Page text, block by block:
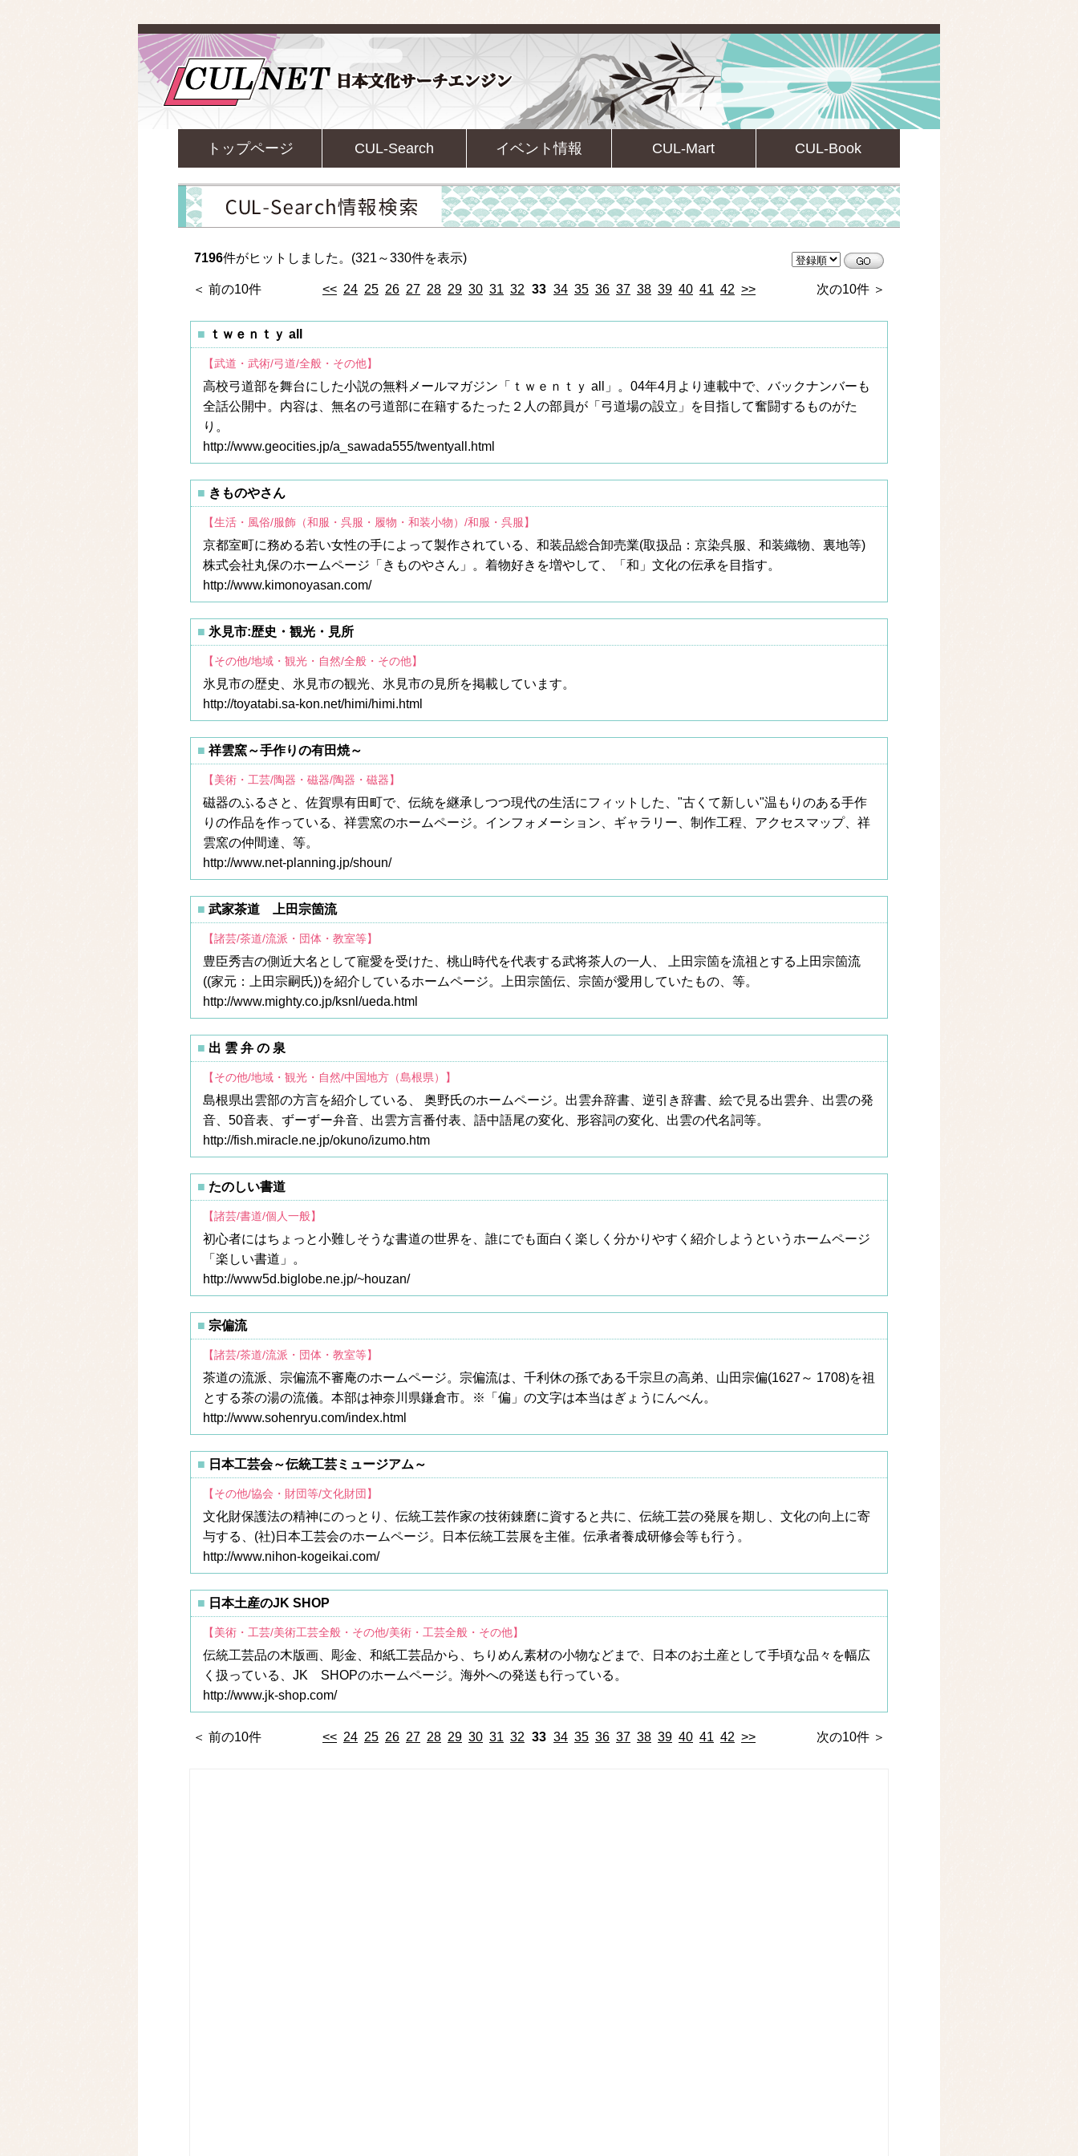
トップページ CUL-Search イベント情報 CUL-Mart CUL-Book
7196件がヒットしました。(321～330件を表示)
＜ 前の10件 次の10件 ＞
<< 24 25 26 27 28 29 30 31 32 33 34 35 36 37 38 39 40 41 42 >>
ｔｗｅｎｔｙ all
【武道・武術/弓道/全般・その他】
高校弓道部を舞台にした小説の無料メールマガジン「ｔｗｅｎｔｙ all」。04年4月より連載中で、バックナンバーも
全話公開中。内容は、無名の弓道部に在籍するたった２人の部員が「弓道場の設立」を目指して奮闘するものがた
り。
http://www.geocities.jp/a_sawada555/twentyall.html
きものやさん
【生活・風俗/服飾（和服・呉服・履物・和装小物）/和服・呉服】
京都室町に務める若い女性の手によって製作されている、和装品総合卸売業(取扱品：京染呉服、和装織物、裏地等)
株式会社丸保のホームページ「きものやさん」。着物好きを増やして、「和」文化の伝承を目指す。
http://www.kimonoyasan.com/
氷見市:歴史・観光・見所
【その他/地域・観光・自然/全般・その他】
氷見市の歴史、氷見市の観光、氷見市の見所を掲載しています。
http://toyatabi.sa-kon.net/himi/himi.html
祥雲窯～手作りの有田焼～
【美術・工芸/陶器・磁器/陶器・磁器】
磁器のふるさと、佐賀県有田町で、伝統を継承しつつ現代の生活にフィットした、"古くて新しい"温もりのある手作
りの作品を作っている、祥雲窯のホームページ。インフォメーション、ギャラリー、制作工程、アクセスマップ、祥
雲窯の仲間達、等。
http://www.net-planning.jp/shoun/
武家茶道 上田宗箇流
【諸芸/茶道/流派・団体・教室等】
豊臣秀吉の側近大名として寵愛を受けた、桃山時代を代表する武将茶人の一人、 上田宗箇を流祖とする上田宗箇流
((家元：上田宗嗣氏))を紹介しているホームページ。上田宗箇伝、宗箇が愛用していたもの、等。
http://www.mighty.co.jp/ksnl/ueda.html
出 雲 弁 の 泉
【その他/地域・観光・自然/中国地方（島根県）】
島根県出雲部の方言を紹介している、 奥野氏のホームページ。出雲弁辞書、逆引き辞書、絵で見る出雲弁、出雲の発
音、50音表、ずーずー弁音、出雲方言番付表、語中語尾の変化、形容詞の変化、出雲の代名詞等。
http://fish.miracle.ne.jp/okuno/izumo.htm
たのしい書道
【諸芸/書道/個人一般】
初心者にはちょっと小難しそうな書道の世界を、誰にでも面白く楽しく分かりやすく紹介しようというホームページ
「楽しい書道」。
http://www5d.biglobe.ne.jp/~houzan/
宗偏流
【諸芸/茶道/流派・団体・教室等】
茶道の流派、宗偏流不審庵のホームページ。宗偏流は、千利休の孫である千宗旦の高弟、山田宗偏(1627～ 1708)を祖
とする茶の湯の流儀。本部は神奈川県鎌倉市。※「偏」の文字は本当はぎょうにんべん。
http://www.sohenryu.com/index.html
日本工芸会～伝統工芸ミュージアム～
【その他/協会・財団等/文化財団】
文化財保護法の精神にのっとり、伝統工芸作家の技術錬磨に資すると共に、伝統工芸の発展を期し、文化の向上に寄
与する、(社)日本工芸会のホームページ。日本伝統工芸展を主催。伝承者養成研修会等も行う。
http://www.nihon-kogeikai.com/
日本土産のJK SHOP
【美術・工芸/美術工芸全般・その他/美術・工芸全般・その他】
伝統工芸品の木版画、彫金、和紙工芸品から、ちりめん素材の小物などまで、日本のお土産として手頃な品々を幅広
く扱っている、JK SHOPのホームページ。海外への発送も行っている。
http://www.jk-shop.com/
＜ 前の10件 次の10件 ＞
<< 24 25 26 27 28 29 30 31 32 33 34 35 36 37 38 39 40 41 42 >>